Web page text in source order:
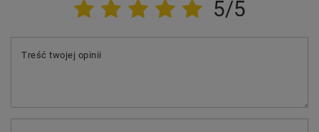
5/5
Treść twojej opinii